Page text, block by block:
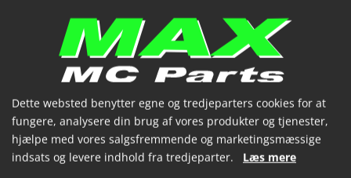
Speedometerkabel SUZUKI
GSX550ES GSX550
Dette websted benytter egne og tredjeparters cookies for at
fungere, analysere din brug af vores produkter og tjenester,
hjælpe med vores salgsfremmende og marketingsmæssige
indsats og levere indhold fra tredjeparter. Læs mere